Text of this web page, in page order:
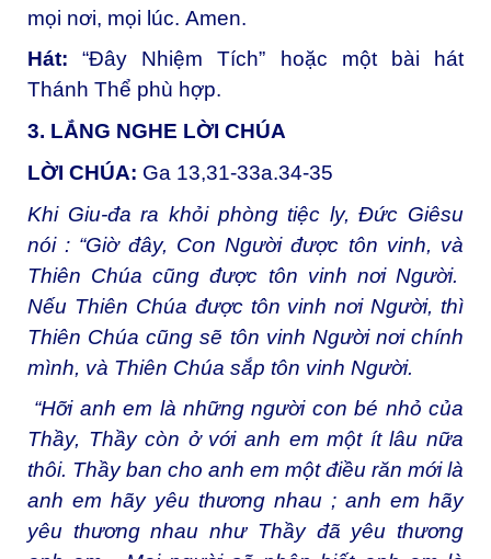
mọi nơi, mọi lúc. Amen.
Hát:“Đây Nhiệm Tích” hoặc một bài hát
Thánh Thể phù hợp.
3. LẮNG NGHE LỜI CHÚA
LỜI CHÚA: Ga 13,31-33a.34-35
Khi Giu-đa ra khỏi phòng tiệc ly, Đức Giêsu
nói : “Giờ đây, Con Người được tôn vinh, và
Thiên Chúa cũng được tôn vinh nơi Người.
Nếu Thiên Chúa được tôn vinh nơi Người, thì
Thiên Chúa cũng sẽ tôn vinh Người nơi chính
mình, và Thiên Chúa sắp tôn vinh Người.
“Hỡi anh em là những người con bé nhỏ của
Thầy, Thầy còn ở với anh em một ít lâu nữa
thôi. Thầy ban cho anh em một điều răn mới là
anh em hãy yêu thương nhau ; anh em hãy
yêu thương nhau như Thầy đã yêu thương